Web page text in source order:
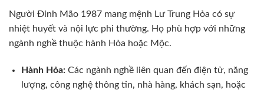
Người Đinh Mão 1987 mang mệnh Lư Trung Hỏa có sự
nhiệt huyết và nội lực phi thường. Họ phù hợp với những
ngành nghề thuộc hành Hỏa hoặc Mộc.
Hành Hỏa:Các ngành nghề liên quan đến điện tử, năng
lượng, công nghệ thông tin, nhà hàng, khách sạn, hoặc